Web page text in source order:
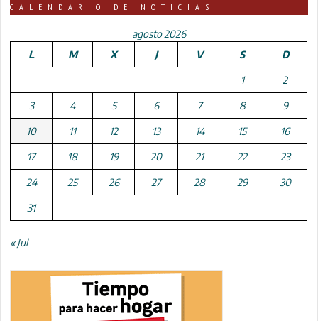
CALENDARIO DE NOTICIAS
agosto 2026
L
M X J V S D
1 2
3 4 5 6 7 8 9
10 11 12 13 14 15 16
17 18 19 20 21 22 23
24 25 26 27 28 29 30
31
« Jul